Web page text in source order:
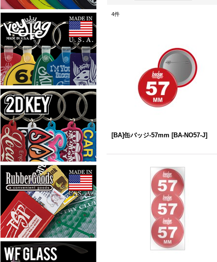
4件
[BA]缶バッジ-57mm [BA-NO57-J]